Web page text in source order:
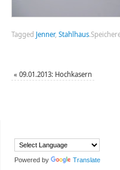
Tagged Jenner, Stahlhaus.
« 09.01.2013: Hochkasern
Powered by Translate